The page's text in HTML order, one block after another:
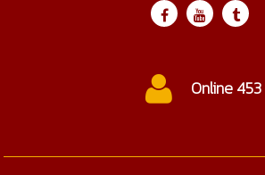
ctc@cmtc.ac.th